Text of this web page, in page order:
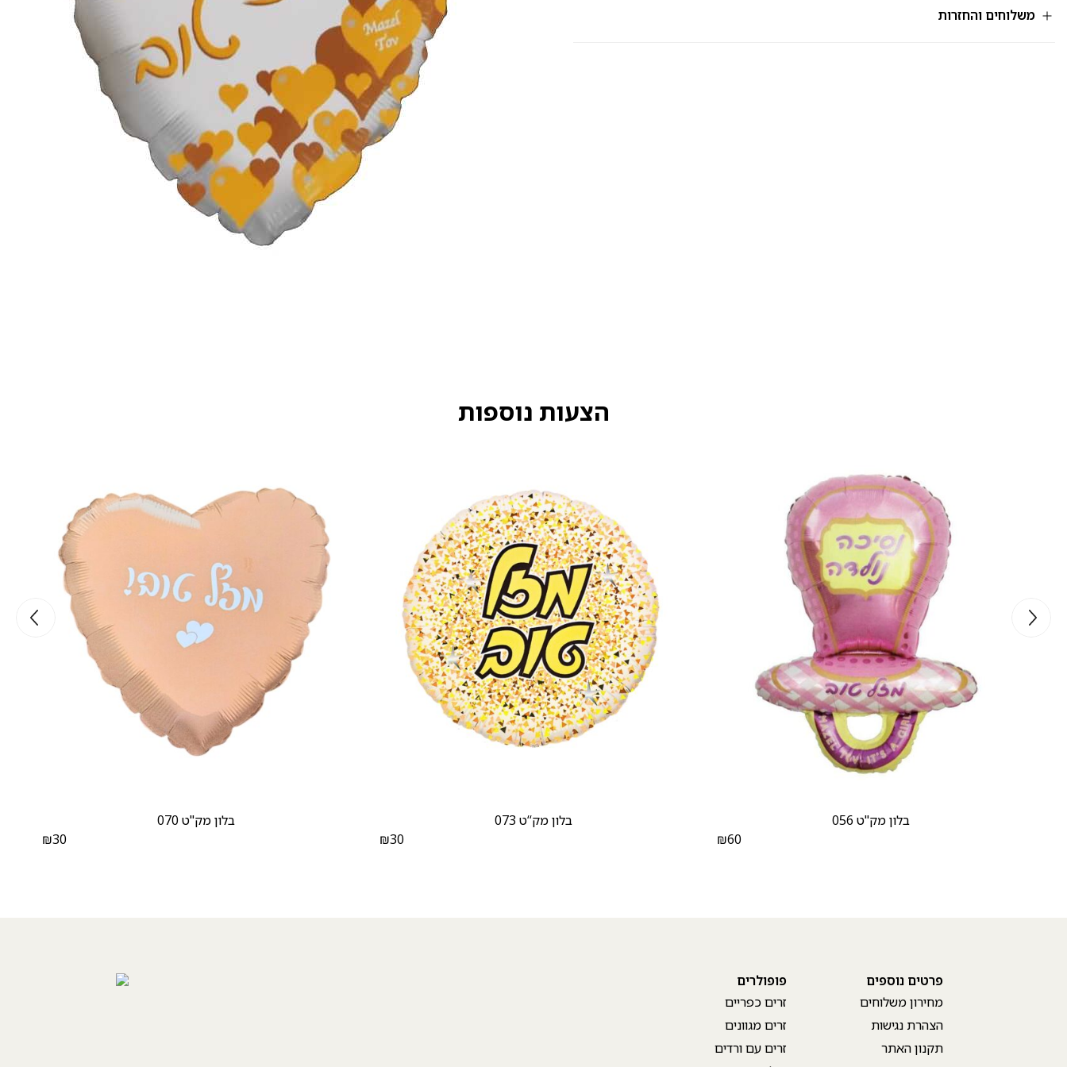
משלוחים והחזרות
הצעות נוספות
בלון מק"ט 056
₪60
בלון מק‘‘ט 073
₪30
בלון מק"ט 070
₪30
פרטים נוספים
מחירון משלוחים
הצהרת נגישות
תקנון האתר
פופולרים
זרים כפריים
זרים מגוונים
זרים עם ורדים